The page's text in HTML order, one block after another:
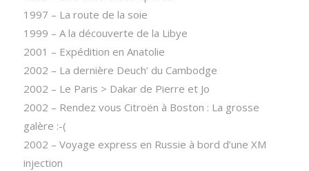
1997 – La route de la soie
1999 – A la découverte de la Libye
2001 – Expédition en Anatolie
2002 – La dernière Deuch’ du Cambodge
2002 – Le Paris > Dakar de Pierre et Jo
2002 – Rendez vous Citroën à Boston : La grosse
galère :-(
2002 – Voyage express en Russie à bord d’une XM
injection